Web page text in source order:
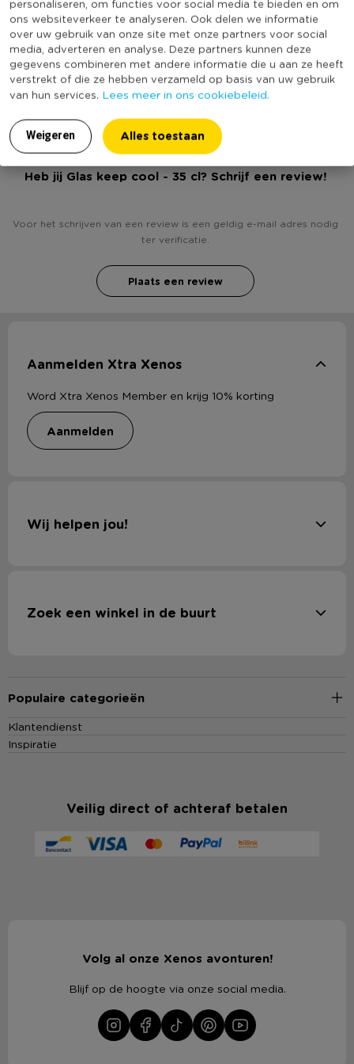
personaliseren, om functies voor social media te bieden en om
ons websiteverkeer te analyseren. Ook delen we informatie
over uw gebruik van onze site met onze partners voor social
media, adverteren en analyse. Deze partners kunnen deze
gegevens combineren met andere informatie die u aan ze heeft
verstrekt of die ze hebben verzameld op basis van uw gebruik
van hun services. Lees meer in ons cookiebeleid.
Weigeren Alles toestaan
Merk
Royal Leerdam
Stapelbaar
Nee
Vaatwasmachine bestendig
Ja
Duurzaamheidsscore
(Nog) geen score
bekend
Heb jij Glas keep cool - 35 cl? Schrijf een review!
Voor het schrijven van een review is een geldig e-mail adres nodig
ter verificatie.
Plaats een review
Aanmelden Xtra Xenos
Word Xtra Xenos Member en krijg 10% korting
aanmelden
Wij helpen jou!
Zoek een winkel in de buurt
Populaire categorieën
Klantendienst
Inspiratie
Veilig direct of achteraf betalen
Volg al onze Xenos avonturen!
Blijf op de hoogte via onze social media.